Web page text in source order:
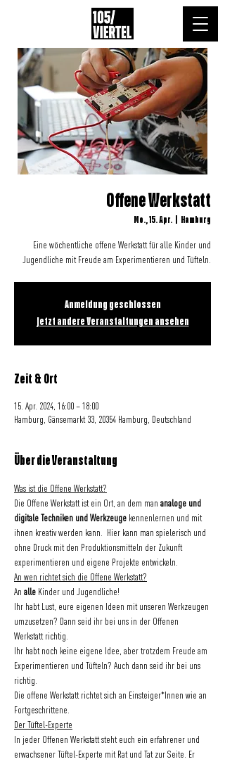
Offene Werkstatt
Mo., 15. Apr. Hamburg
Eine wöchentliche offene Werkstatt für alle Kinder und
Jugendliche mit Freude am Experimentieren und Tüfteln.
Anmeldung geschlossen
Jetzt andere Veranstaltungen ansehen
Zeit & Ort
15. Apr. 2024, 16:00 – 18:00
Hamburg, Gänsemarkt 33, 20354 Hamburg, Deutschland
Über die Veranstaltung
Was ist die Offene Werkstatt?
Die Offene Werkstatt ist ein Ort, an dem man analoge und
digitale Techniken und Werkzeuge kennenlernen und mit
ihnen kreativ werden kann.  Hier kann man spielerisch und
ohne Druck mit den Produktionsmitteln der Zukunft
experimentieren und eigene Projekte entwickeln.
An wen richtet sich die Offene Werkstatt?
An alle Kinder und Jugendliche!
Ihr habt Lust, eure eigenen Ideen mit unseren Werkzeugen
umzusetzen? Dann seid ihr bei uns in der Offenen
Werkstatt richtig.
Ihr habt noch keine eigene Idee, aber trotzdem Freude am
Experimentieren und Tüfteln? Auch dann seid ihr bei uns
richtig.
Die offene Werkstatt richtet sich an Einsteiger*Innen wie an
Fortgeschrittene.
Der Tüftel-Experte
In jeder Offenen Werkstatt steht euch ein erfahrener und
erwachsener Tüftel-Experte mit Rat und Tat zur Seite. Er